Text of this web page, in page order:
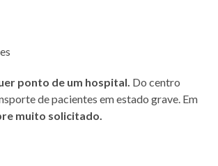
ponto de um hospital. Do centro
de pacientes em estado grave. Em
muito solicitado.